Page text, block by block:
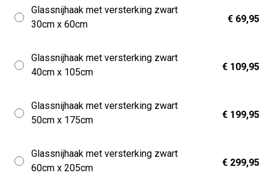
Glassnijhaak met versterking zwart
30cm x 60cm
€ 69,95
Glassnijhaak met versterking zwart
40cm x 105cm
€ 109,95
Glassnijhaak met versterking zwart
50cm x 175cm
€ 199,95
Glassnijhaak met versterking zwart
60cm x 205cm
€ 299,95